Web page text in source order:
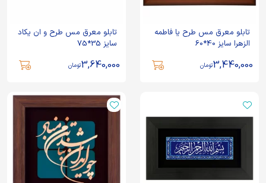
تابلو معرق مس طرح یا فاطمه
الزهرا سایز 40*60
3,440,000تومان
تابلو معرق مس طرح و ان یکاد
سایز 35*75
3,640,000تومان